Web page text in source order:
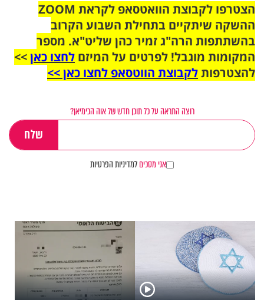
הצטרפו לקבוצת הוואטסאפ לקראת ZOOM
ההשקה שיתקיים בתחילת השבוע הקרוב
בהשתתפות הרה"ג זמיר כהן שליט"א. מספר
המקומות מוגבל! לפרטים על המיזם לחצו כאן>>
להצטרפותלקבוצת הווטסאפ לחצו כאן >>
רוצה התראה על כל תוכן חדש של אוה הכימיאן?
אני מסכיםלמדיניות הפרטיות